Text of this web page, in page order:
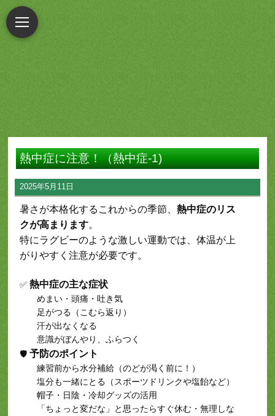
熱中症に注意！（熱中症-1)
2025年5月11日
暑さが本格化するこれからの季節、熱中症のリス
クが高まります。
特にラグビーのような激しい運動では、体温が上
がりやすく注意が必要です。
✅熱中症の主な症状
めまい・頭痛・吐き気
足がつる（こむら返り）
汗が出なくなる
意識がぼんやり、ふらつく
🛡️ 予防のポイント
練習前から水分補給（のどが渇く前に！）
塩分も一緒にとる（スポーツドリンクや塩飴など）
帽子・日陰・冷却グッズの活用
「ちょっと変だな」と思ったらすぐ休む・無理しな